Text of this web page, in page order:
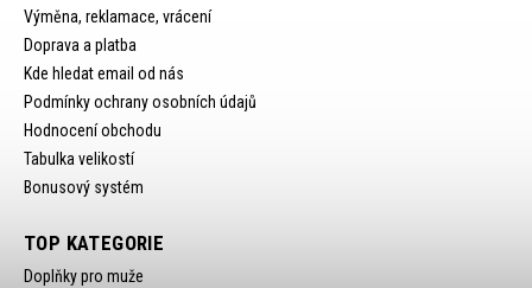
Výměna, reklamace, vrácení
Doprava a platba
Kde hledat email od nás
Podmínky ochrany osobních údajů
Hodnocení obchodu
Tabulka velikostí
Bonusový systém
TOP KATEGORIE
Doplňky pro muže